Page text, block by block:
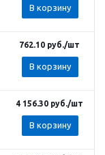
В корзину
762.10руб./шт
В корзину
4 156.30руб./шт
В корзину